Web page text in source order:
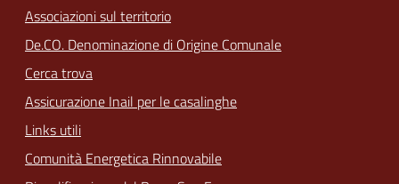
Associazioni sul territorio
De.CO. Denominazione di Origine Comunale
Cerca trova
Assicurazione Inail per le casalinghe
Links utili
Comunità Energetica Rinnovabile